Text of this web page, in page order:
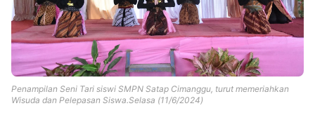
Penampilan Seni Tari siswi SMPN Satap Cimanggu, turut memeriahkan
Wisuda dan Pelepasan Siswa.Selasa (11/6/2024)